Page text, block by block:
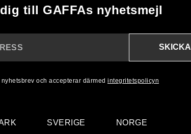
till GAFFAs nyhetsmejl
SKICKA
och accepterar därmed integritetspolicyn
SVERIGE NORGE